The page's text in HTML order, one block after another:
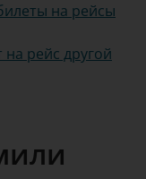
на рейсы
рейс другой